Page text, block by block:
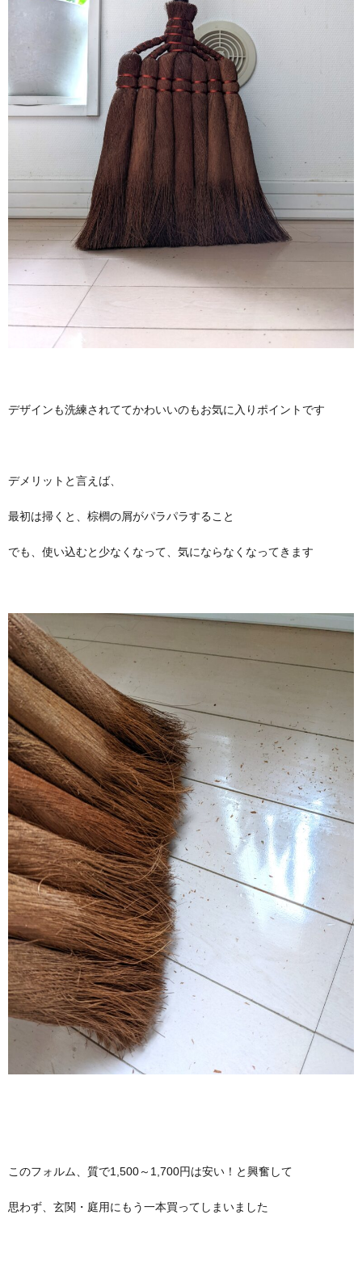
デザインも洗練されててかわいいのもお気に入りポイントです
デメリットと言えば、
最初は掃くと、棕櫚の屑がパラパラすること
でも、使い込むと少なくなって、気にならなくなってきます
このフォルム、質で1,500～1,700円は安い！と興奮して
思わず、玄関・庭用にもう一本買ってしまいました